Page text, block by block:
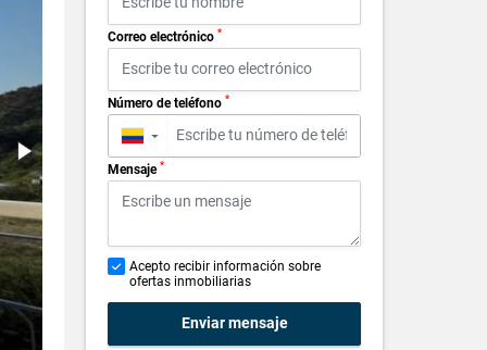
Correo electrónico *
Número de teléfono *
▼
Mensaje *
Acepto recibir información sobre
ofertas inmobiliarias
Enviar mensaje